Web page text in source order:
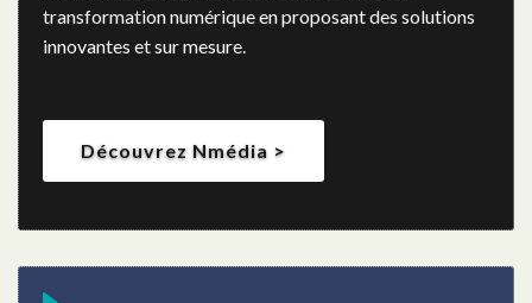
transformation numérique en proposant des solutions
innovantes et sur mesure.
Découvrez Nmédia >